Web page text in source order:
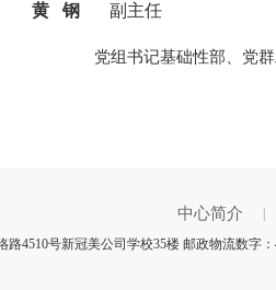
黄 钢 副主任
党组书记基础性部、党群工
中心简介
4510号新冠美公司学校35楼 邮政物流数字